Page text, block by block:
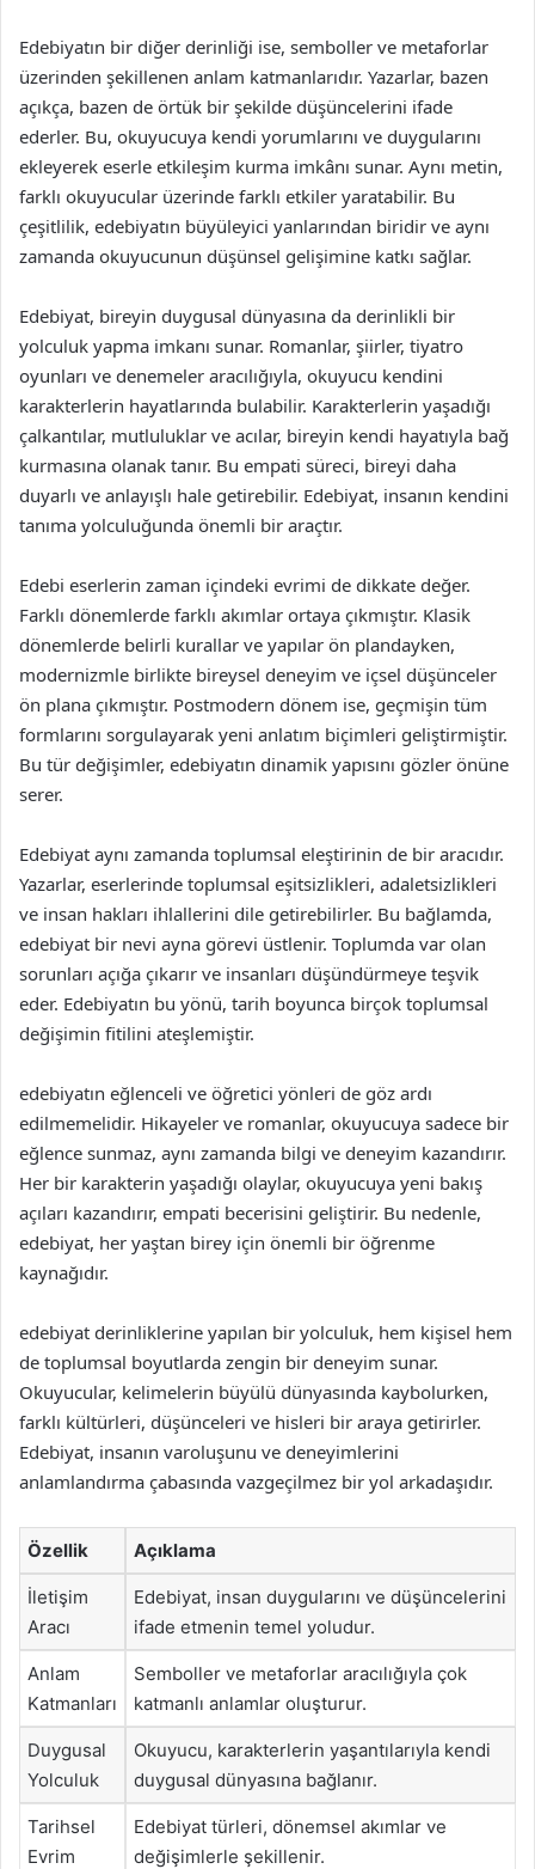
Edebiyatın bir diğer derinliği ise, semboller ve metaforlar
üzerinden şekillenen anlam katmanlarıdır. Yazarlar, bazen
açıkça, bazen de örtük bir şekilde düşüncelerini ifade
ederler. Bu, okuyucuya kendi yorumlarını ve duygularını
ekleyerek eserle etkileşim kurma imkânı sunar. Aynı metin,
farklı okuyucular üzerinde farklı etkiler yaratabilir. Bu
çeşitlilik, edebiyatın büyüleyici yanlarından biridir ve aynı
zamanda okuyucunun düşünsel gelişimine katkı sağlar.
Edebiyat, bireyin duygusal dünyasına da derinlikli bir
yolculuk yapma imkanı sunar. Romanlar, şiirler, tiyatro
oyunları ve denemeler aracılığıyla, okuyucu kendini
karakterlerin hayatlarında bulabilir. Karakterlerin yaşadığı
çalkantılar, mutluluklar ve acılar, bireyin kendi hayatıyla bağ
kurmasına olanak tanır. Bu empati süreci, bireyi daha
duyarlı ve anlayışlı hale getirebilir. Edebiyat, insanın kendini
tanıma yolculuğunda önemli bir araçtır.
Edebi eserlerin zaman içindeki evrimi de dikkate değer.
Farklı dönemlerde farklı akımlar ortaya çıkmıştır. Klasik
dönemlerde belirli kurallar ve yapılar ön plandayken,
modernizmle birlikte bireysel deneyim ve içsel düşünceler
ön plana çıkmıştır. Postmodern dönem ise, geçmişin tüm
formlarını sorgulayarak yeni anlatım biçimleri geliştirmiştir.
Bu tür değişimler, edebiyatın dinamik yapısını gözler önüne
serer.
Edebiyat aynı zamanda toplumsal eleştirinin de bir aracıdır.
Yazarlar, eserlerinde toplumsal eşitsizlikleri, adaletsizlikleri
ve insan hakları ihlallerini dile getirebilirler. Bu bağlamda,
edebiyat bir nevi ayna görevi üstlenir. Toplumda var olan
sorunları açığa çıkarır ve insanları düşündürmeye teşvik
eder. Edebiyatın bu yönü, tarih boyunca birçok toplumsal
değişimin fitilini ateşlemiştir.
edebiyatın eğlenceli ve öğretici yönleri de göz ardı
edilmemelidir. Hikayeler ve romanlar, okuyucuya sadece bir
eğlence sunmaz, aynı zamanda bilgi ve deneyim kazandırır.
Her bir karakterin yaşadığı olaylar, okuyucuya yeni bakış
açıları kazandırır, empati becerisini geliştirir. Bu nedenle,
edebiyat, her yaştan birey için önemli bir öğrenme
kaynağıdır.
edebiyat derinliklerine yapılan bir yolculuk, hem kişisel hem
de toplumsal boyutlarda zengin bir deneyim sunar.
Okuyucular, kelimelerin büyülü dünyasında kaybolurken,
farklı kültürleri, düşünceleri ve hisleri bir araya getirirler.
Edebiyat, insanın varoluşunu ve deneyimlerini
anlamlandırma çabasında vazgeçilmez bir yol arkadaşıdır.
Özellik Açıklama
İletişim
Aracı
Edebiyat, insan duygularını ve düşüncelerini
ifade etmenin temel yoludur.
Anlam
Katmanları
Semboller ve metaforlar aracılığıyla çok
katmanlı anlamlar oluşturur.
Duygusal
Yolculuk
Okuyucu, karakterlerin yaşantılarıyla kendi
duygusal dünyasına bağlanır.
Tarihsel
Evrim
Edebiyat türleri, dönemsel akımlar ve
değişimlerle şekillenir.